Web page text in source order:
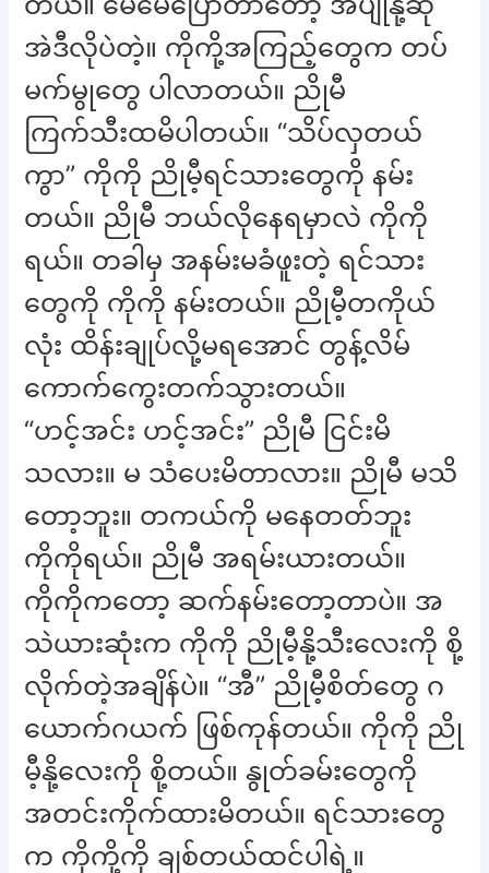
အဲဒီလိုပဲတဲ့။ ကိုကို့အကြည့်တွေက တပ်
မက်မွုတွေ ပါလာတယ်။ ညိုမီ
ကြက်သီးထမိပါတယ်။ “သိပ်လှတယ်
ကွာ” ကိုကို ညိုမီ့ရင်သားတွေကို နမ်း
တယ်။ ညိုမီ ဘယ်လိုနေရမှာလဲ ကိုကို
ရယ်။ တခါမှ အနမ်းမခံဖူးတဲ့ ရင်သား
တွေကို ကိုကို နမ်းတယ်။ ညိုမီ့တကိုယ်
လုံး ထိန်းချုပ်လို့မရအောင် တွန့်လိမ်
ကောက်ကွေးတက်သွားတယ်။
“ဟင့်အင်း ဟင့်အင်း” ညိုမီ ငြင်းမိ
သလား။ မ သံပေးမိတာလား။ ညိုမီ မသိ
တော့ဘူး။ တကယ်ကို မနေတတ်ဘူး
ကိုကိုရယ်။ ညိုမီ အရမ်းယားတယ်။
ကိုကိုကတော့ ဆက်နမ်းတော့တာပဲ။ အ
သဲယားဆုံးက ကိုကို ညိုမီ့နို့သီးလေးကို စို့
လိုက်တဲ့အချိန်ပဲ။ “အီ” ညိုမီ့စိတ်တွေ ဂ
ယောက်ဂယက် ဖြစ်ကုန်တယ်။ ကိုကို ညို
မီ့နို့လေးကို စို့တယ်။ နွုတ်ခမ်းတွေကို
အတင်းကိုက်ထားမိတယ်။ ရင်သားတွေ
က ကိုကို့ကို ချစ်တယ်ထင်ပါရဲ့။